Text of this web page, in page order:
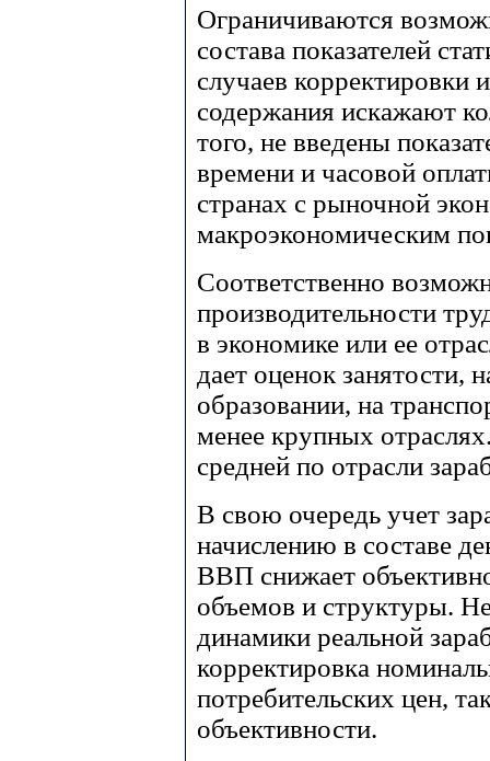
Ограничиваются
состава показателей
случаев корректировки
содержания искажают
того, не введены
времени и часовой
странах с рыночной
макроэкономическим
Соответственно
производительности
в экономике или ее
дает оценок занятости,
образовании, на
менее крупных
средней по отрасли
В свою очередь учет
начислению в составе
ВВП снижает
объемов и структуры.
динамики реальной
корректировка
потребительских цен,
объективности.